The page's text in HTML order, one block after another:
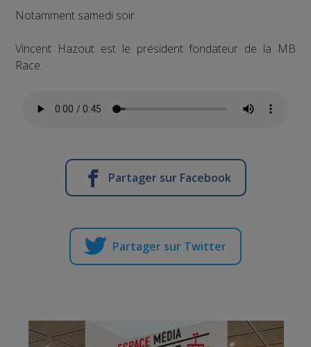
Notamment samedi soir.
Vincent Hazout est le président fondateur de la MB
Race.
Partager sur Facebook
Partager sur Twitter